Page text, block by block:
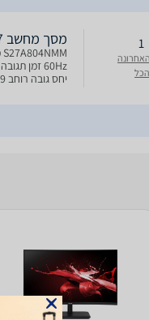
1
מסך מחשב ‏27 ‏אינטש Samsung S27A804NMM 4K סמסונג